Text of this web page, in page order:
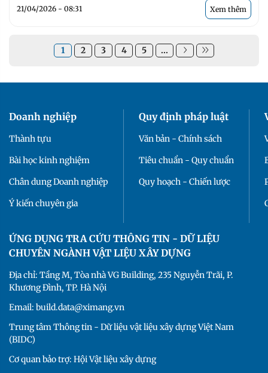
21/04/2026 - 08:31 Xem thêm
1 2 3 4 5 ...
Doanh nghiệp
Thành tựu
Bài học kinh nghiệm
Chân dung Doanh nghiệp
Ý kiến chuyên gia
Quy định pháp luật
Văn bản - Chính sách
Tiêu chuẩn - Quy chuẩn
Quy hoạch - Chiến lược
ỨNG DỤNG TRA CỨU THÔNG TIN - DỮ LIỆU
CHUYÊN NGÀNH VẬT LIỆU XÂY DỰNG
Địa chỉ: Tầng M, Tòa nhà VG Building, 235 Nguyễn Trãi, P.
Khương Đình, TP. Hà Nội
Email: build.data@ximang.vn
Trung tâm Thông tin - Dữ liệu vật liệu xây dựng Việt Nam
(BIDC)
Cơ quan bảo trợ: Hội Vật liệu xây dựng